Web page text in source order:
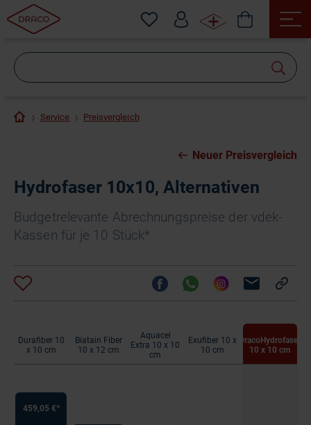
Service Preisvergleich
Hydrofaser 10x10, Alternativen
Neuer Preisvergleich
Budgetrelevante Abrechnungspreise der vdek-
Kassen für je 10 Stück*
Durafiber 10
x 10 cm
Biatain Fiber
10 x 12 cm
Aquacel
Extra 10 x 10
cm
Exufiber 10 x
10 cm
DracoHydrofaser
10 x 10 cm
459,05 €*
suchen